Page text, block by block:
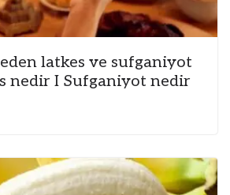
latkes ve sufganiyot
nedir I Sufganiyot nedir